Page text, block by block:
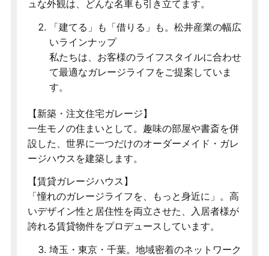
ュな外観は、どんな名車も引き立てます。
「建てる」も「借りる」も。松井産業の幅広
いラインナップ
私たちは、お客様のライフスタイルに合わせ
て最適なガレージライフをご提案していま
す。
【新築・注文住宅ガレージ】
一生モノの住まいとして。趣味の部屋や書斎を併
設した、世界に一つだけのオーダーメイド・ガレ
ージハウスを建築します。
【賃貸ガレージハウス】
「憧れのガレージライフを、もっと身近に」。高
いデザイン性と居住性を両立させた、入居者様が
誇れる賃貸物件をプロデュースしています。
埼玉・東京・千葉。地域密着のネットワーク